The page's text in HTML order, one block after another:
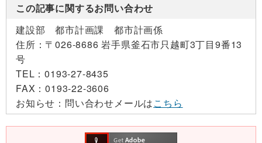
この記事に関するお問い合わせ
建設部 都市計画課 都市計画係
住所： 〒026-8686 岩手県釜石市只越町3丁目9番13
号
TEL：0193-27-8435
FAX：0193-22-3606
お知らせ： 問い合わせメールはこちら